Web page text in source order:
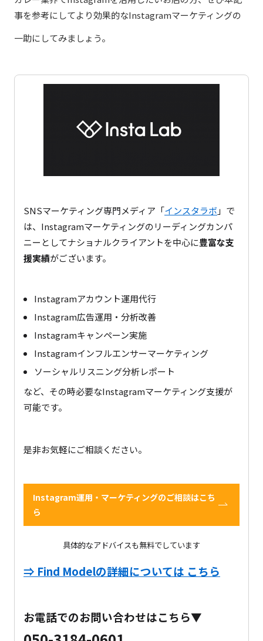
事を参考にしてより効果的なInstagramマーケティングの
一助にしてみましょう。
SNSマーケティング専門メディア「インスタラボ 」で
は、Instagramマーケティングのリーディングカンパ
ニーとしてナショナルクライアントを中心に豊富な支
援実績がございます。
Instagramアカウント運用代行
Instagram広告運用・分析改善
Instagramキャンペーン実施
Instagramインフルエンサーマーケティング
ソーシャルリスニング分析レポート
など、その時必要なInstagramマーケティング支援が
可能です。
是非お気軽にご相談ください。
Instagram運用・マーケティングのご相談はこち
ら
具体的なアドバイスも無料でしています
⇒ Find Modelの詳細については こちら
お電話でのお問い合わせはこちら▼